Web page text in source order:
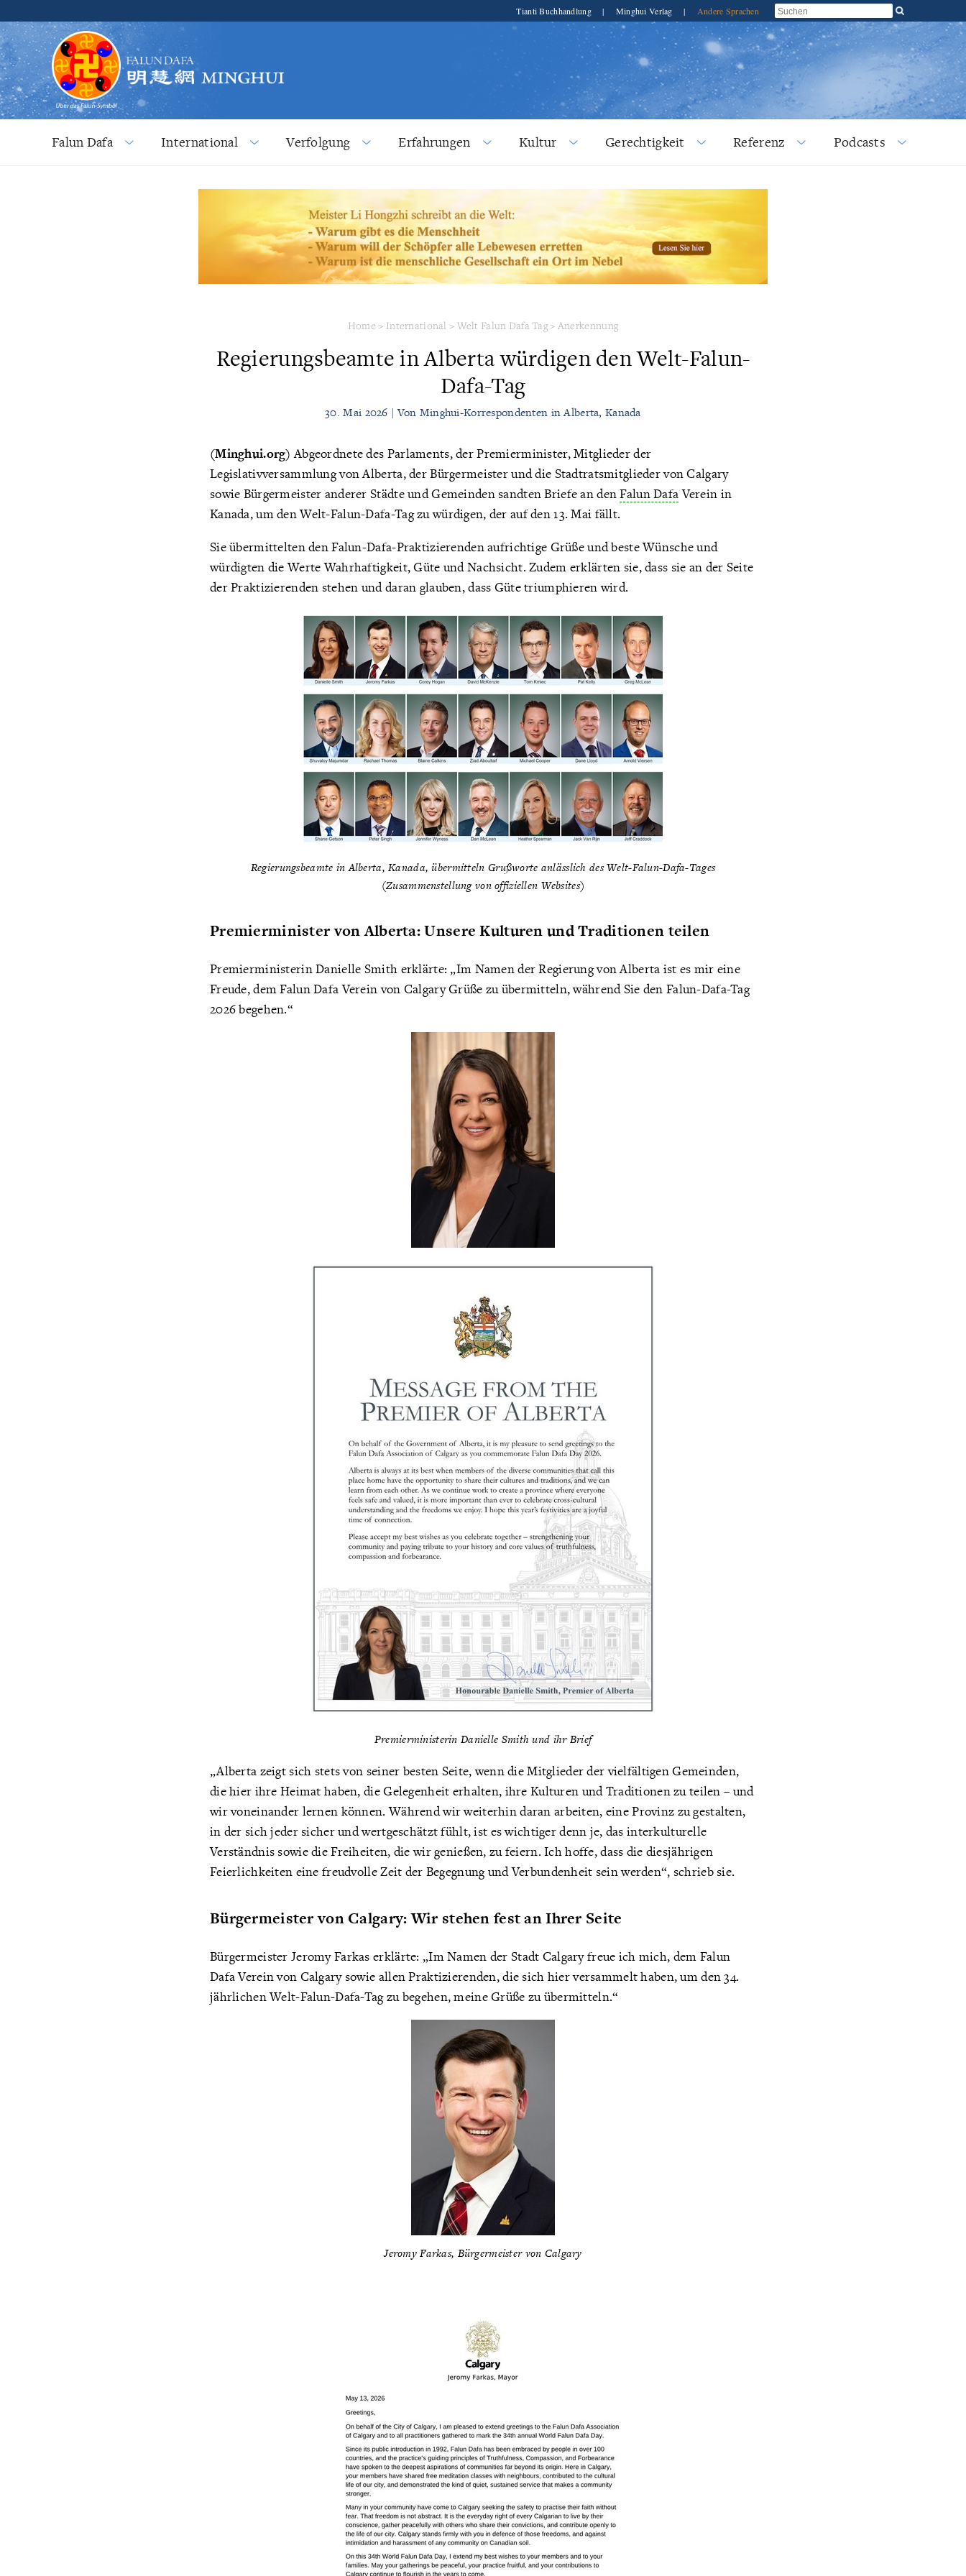
Tianti Buchhandlung | Minghui Verlag | Andere Sprachen
Falun Dafa International Verfolgung Erfahrungen Kultur Gerechtigkeit Referenz Podcasts
Home > International > Welt Falun Dafa Tag > Anerkennung
Regierungsbeamte in Alberta würdigen den Welt-Falun-
Dafa-Tag
30. Mai 2026 | Von Minghui-Korrespondenten in Alberta, Kanada
(Minghui.org) Abgeordnete des Parlaments, der Premierminister, Mitglieder der
Legislativversammlung von Alberta, der Bürgermeister und die Stadtratsmitglieder von Calgary
sowie Bürgermeister anderer Städte und Gemeinden sandten Briefe an denFalun DafaVerein in
Kanada, um den Welt-Falun-Dafa-Tag zu würdigen, der auf den 13. Mai fällt.
Sie übermittelten den Falun-Dafa-Praktizierenden aufrichtige Grüße und beste Wünsche und
würdigten die Werte Wahrhaftigkeit, Güte und Nachsicht. Zudem erklärten sie, dass sie an der Seite
der Praktizierenden stehen und daran glauben, dass Güte triumphieren wird.
Regierungsbeamte in Alberta, Kanada, übermitteln Grußworte anlässlich des Welt-Falun-Dafa-Tages
(Zusammenstellung von offiziellen Websites)
Premierminister von Alberta: Unsere Kulturen und Traditionen teilen
Premierministerin Danielle Smith erklärte: „Im Namen der Regierung von Alberta ist es mir eine
Freude, dem Falun Dafa Verein von Calgary Grüße zu übermitteln, während Sie den Falun-Dafa-Tag
2026 begehen.“
Premierministerin Danielle Smith und ihr Brief
„Alberta zeigt sich stets von seiner besten Seite, wenn die Mitglieder der vielfältigen Gemeinden,
die hier ihre Heimat haben, die Gelegenheit erhalten, ihre Kulturen und Traditionen zu teilen – und
wir voneinander lernen können. Während wir weiterhin daran arbeiten, eine Provinz zu gestalten,
in der sich jeder sicher und wertgeschätzt fühlt, ist es wichtiger denn je, das interkulturelle
Verständnis sowie die Freiheiten, die wir genießen, zu feiern. Ich hoffe, dass die diesjährigen
Feierlichkeiten eine freudvolle Zeit der Begegnung und Verbundenheit sein werden“, schrieb sie.
Bürgermeister von Calgary: Wir stehen fest an Ihrer Seite
Bürgermeister Jeromy Farkas erklärte: „Im Namen der Stadt Calgary freue ich mich, dem Falun
Dafa Verein von Calgary sowie allen Praktizierenden, die sich hier versammelt haben, um den 34.
jährlichen Welt-Falun-Dafa-Tag zu begehen, meine Grüße zu übermitteln.“
Jeromy Farkas, Bürgermeister von Calgary